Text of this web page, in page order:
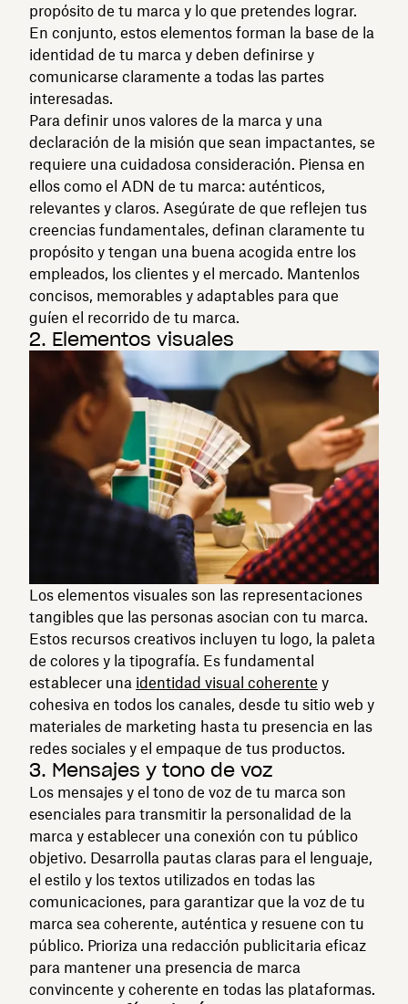
propósito de tu marca y lo que pretendes lograr.
En conjunto, estos elementos forman la base de la
identidad de tu marca y deben definirse y
comunicarse claramente a todas las partes
interesadas.
Para definir unos valores de la marca y una
declaración de la misión que sean impactantes, se
requiere una cuidadosa consideración. Piensa en
ellos como el ADN de tu marca: auténticos,
relevantes y claros. Asegúrate de que reflejen tus
creencias fundamentales, definan claramente tu
propósito y tengan una buena acogida entre los
empleados, los clientes y el mercado. Mantenlos
concisos, memorables y adaptables para que
guíen el recorrido de tu marca.
2. Elementos visuales
Los elementos visuales son las representaciones
tangibles que las personas asocian con tu marca.
Estos recursos creativos incluyen tu logo, la paleta
de colores y la tipografía. Es fundamental
establecer una identidad visual coherente y
cohesiva en todos los canales, desde tu sitio web y
materiales de marketing hasta tu presencia en las
redes sociales y el empaque de tus productos.
3. Mensajes y tono de voz
Los mensajes y el tono de voz de tu marca son
esenciales para transmitir la personalidad de la
marca y establecer una conexión con tu público
objetivo. Desarrolla pautas claras para el lenguaje,
el estilo y los textos utilizados en todas las
comunicaciones, para garantizar que la voz de tu
marca sea coherente, auténtica y resuene con tu
público. Prioriza una redacción publicitaria eficaz
para mantener una presencia de marca
convincente y coherente en todas las plataformas.